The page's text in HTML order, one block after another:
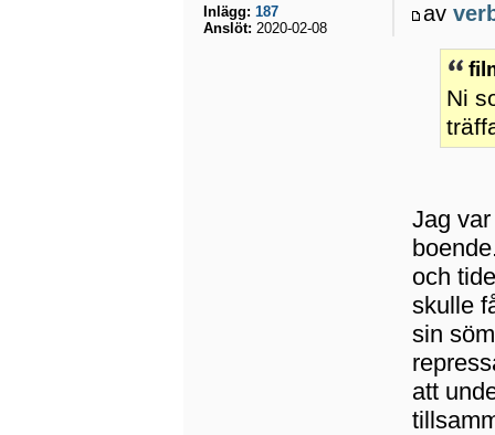
av
Ni
Jag
och
skulle
sin
att
Inlägg: 187
Anslöt: 2020-02-08